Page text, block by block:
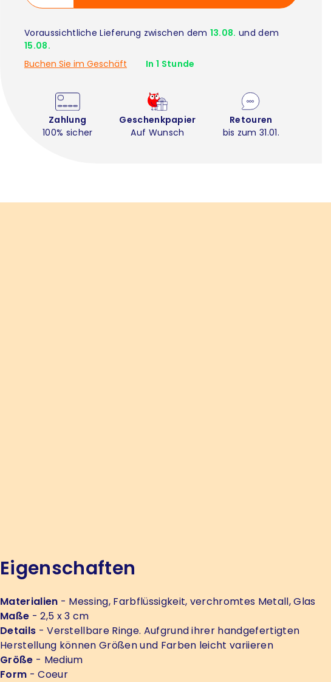
Voraussichtliche Lieferung zwischen dem 13.08. und dem
15.08.
Buchen Sie im Geschäft
In 1 Stunde
Zahlung
100% sicher
Geschenkpapier
Auf Wunsch
Retouren
bis zum 31.01.
Eigenschaften
Materialien - Messing, Farbflüssigkeit, verchromtes Metall, Glas
Maße - 2,5 x 3 cm
Details - Verstellbare Ringe. Aufgrund ihrer handgefertigten
Herstellung können Größen und Farben leicht variieren
Größe - Medium
Form - Coeur